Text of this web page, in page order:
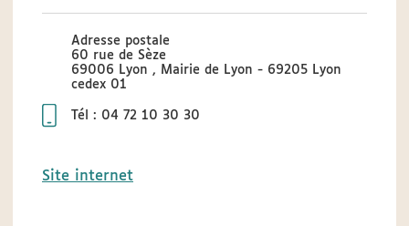
Adresse postale
60 rue de Sèze
69006 Lyon , Mairie de Lyon - 69205 Lyon
cedex 01
Tél : 04 72 10 30 30
Site internet